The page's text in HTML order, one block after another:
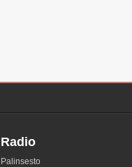
Radio
Palinsesto